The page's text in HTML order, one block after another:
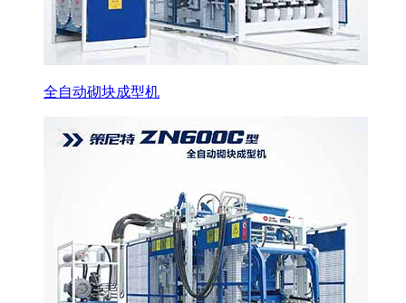
全自动砌块成型机